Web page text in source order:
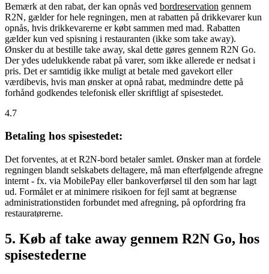
Bemærk at den rabat, der kan opnås ved bordreservation gennem
R2N, gælder for hele regningen, men at rabatten på drikkevarer kun
opnås, hvis drikkevarerne er købt sammen med mad. Rabatten
gælder kun ved spisning i restauranten (ikke som take away).
Ønsker du at bestille take away, skal dette gøres gennem R2N Go.
Der ydes udelukkende rabat på varer, som ikke allerede er nedsat i
pris. Det er samtidig ikke muligt at betale med gavekort eller
værdibevis, hvis man ønsker at opnå rabat, medmindre dette på
forhånd godkendes telefonisk eller skriftligt af spisestedet.
4.7
Betaling hos spisestedet:
Det forventes, at et R2N-bord betaler samlet. Ønsker man at fordele
regningen blandt selskabets deltagere, må man efterfølgende afregne
internt - fx. via MobilePay eller bankoverførsel til den som har lagt
ud. Formålet er at minimere risikoen for fejl samt at begrænse
administrationstiden forbundet med afregning, på opfordring fra
restauratørerne.
5. Køb af take away gennem R2N Go, hos
spisestederne